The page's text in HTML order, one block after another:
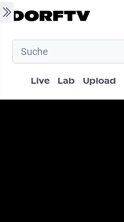
Skip to main content
Hauptnavigation
Live Lab Upload